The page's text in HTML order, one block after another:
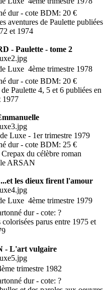
dur - cote BDM: 20 €
aventures de Paulette publiées
et 1974
- Paulette - tome 2
Luxe  4ème trimestre 1978
dur - cote BDM: 20 €
Paulette 4, 5 et 6 publiées en
1977
Luxe - 1er trimestre 1979
dur - cote BDM: 25 €
du célèbre roman
ARSAN
les dieux firent l'amour
Luxe  4ème trimestre 1979
dur - cote: ?
parus entre 1975 et
- L'art vulgaire
trimestre 1982
dur - cote: ?